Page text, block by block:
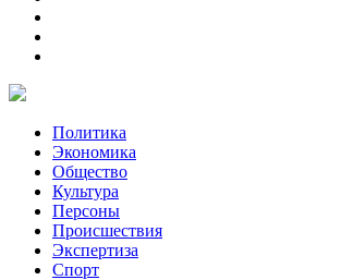
Политика
Экономика
Общество
Культура
Персоны
Происшествия
Экспертиза
Спорт